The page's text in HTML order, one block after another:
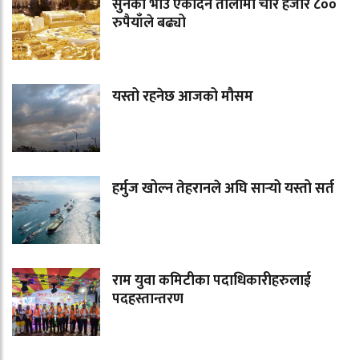
सुनको भाउ एकैदिन तोलामा चार हजार ८००
रुपैयाँले बढ्यो
यस्तो रहनेछ आजको मौसम
हर्मुज खोल्न तेहरानले अघि सार्‍यो यस्तो सर्त
राम युवा कमिटीका पदाधिकारीहरुलाई
पदहस्तान्तरण